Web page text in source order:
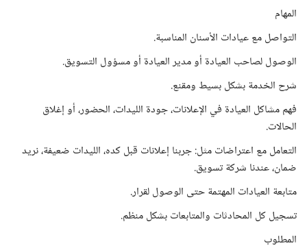
المهام
التواصل مع عيادات الأسنان المناسبة.
الوصول لصاحب العيادة أو مدير العيادة أو مسؤول التسويق.
شرح الخدمة بشكل بسيط ومقنع.
فهم مشاكل العيادة في الإعلانات، جودة الليدات، الحضور، أو إغلاق
الحالات.
التعامل مع اعتراضات مثل: جربنا إعلانات قبل كده، الليدات ضعيفة، نريد
ضمان، عندنا شركة تسويق.
متابعة العيادات المهتمة حتى الوصول لقرار.
تسجيل كل المحادثات والمتابعات بشكل منظم.
المطلوب